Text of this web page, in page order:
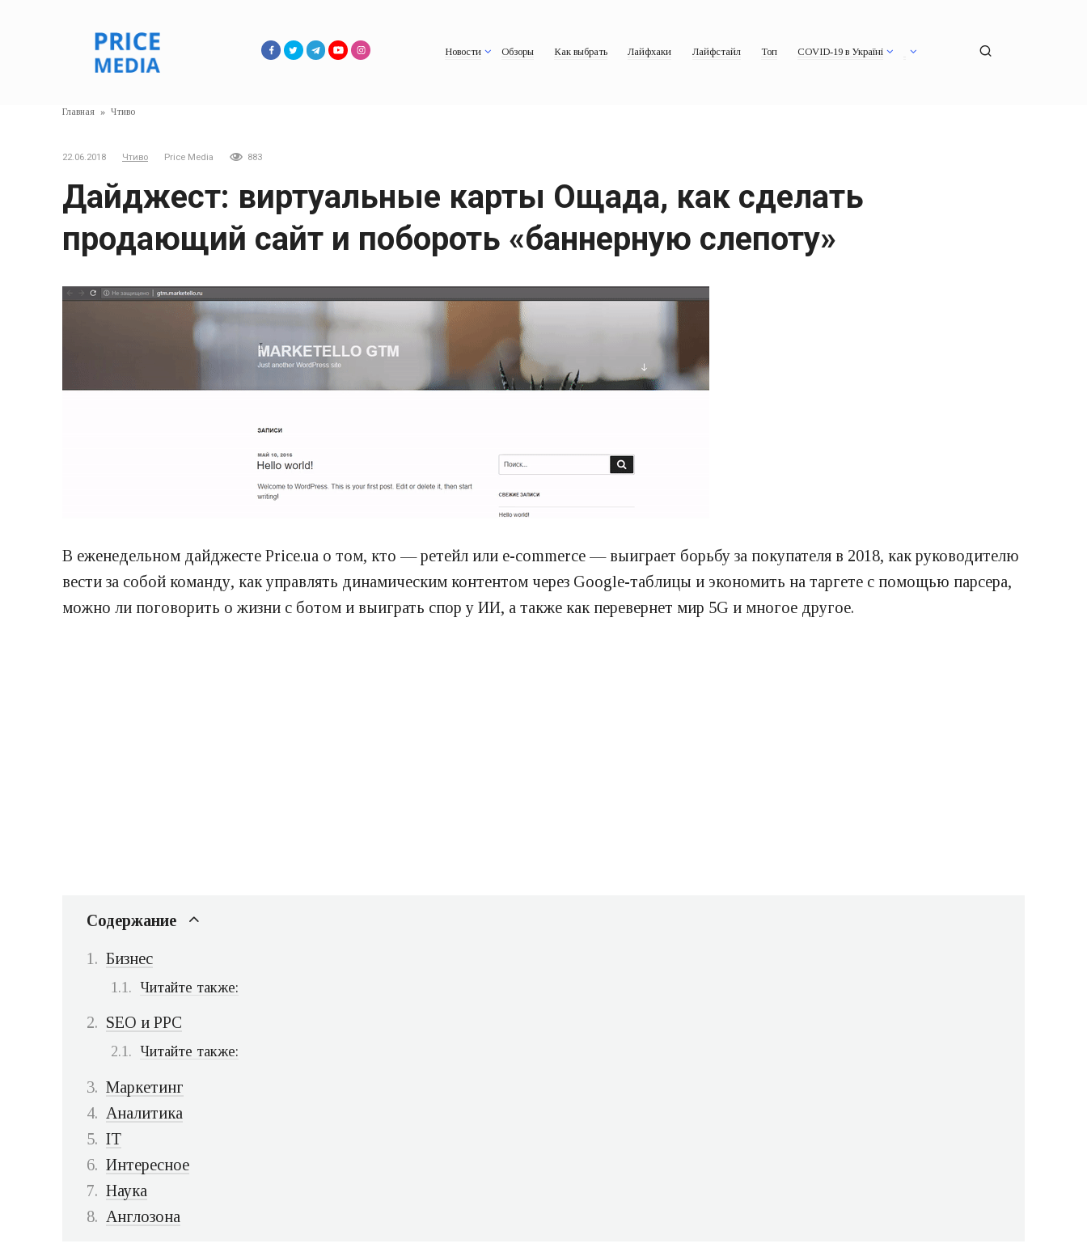
Новости Обзоры Как выбрать Лайфхаки Лайфстайл Топ COVID-19 в Україні
Главная » Чтиво
22.06.2018 Чтиво Price Media 883
Дайджест: виртуальные карты Ощада, как сделать
продающий сайт и побороть «баннерную слепоту»
В еженедельном дайджесте Price.ua о том, кто — ретейл или e-commerce — выиграет борьбу за покупателя в 2018, как руководителю
вести за собой команду, как управлять динамическим контентом через Google-таблицы и экономить на таргете с помощью парсера,
можно ли поговорить о жизни с ботом и выиграть спор у ИИ, а также как перевернет мир 5G и многое другое.
Содержание
Бизнес
Читайте также:
SEO и PPC
Читайте также:
Маркетинг
Аналитика
IT
Интересное
Наука
Англозона